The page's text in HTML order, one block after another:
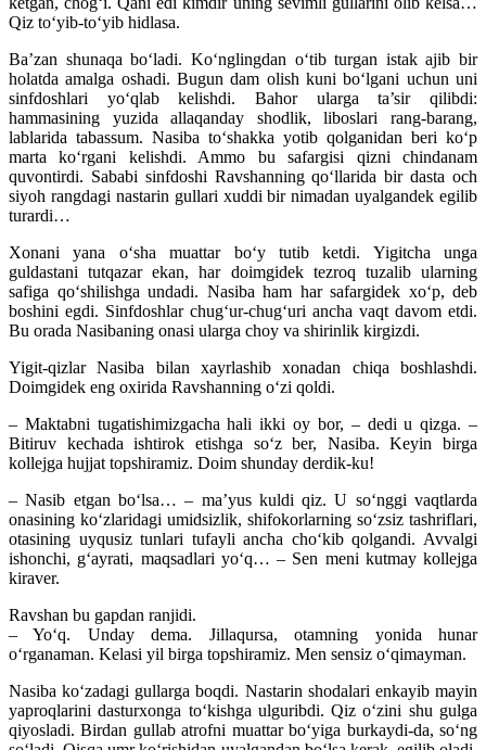
Qiz to‘yib-to‘yib hidlasa.
Ba’zan shunaqa bo‘ladi. Ko‘nglingdan o‘tib turgan istak ajib bir
holatda amalga oshadi. Bugun dam olish kuni bo‘lgani uchun uni
sinfdoshlari yo‘qlab kelishdi. Bahor ularga ta’sir qilibdi:
hammasining yuzida allaqanday shodlik, liboslari rang-barang,
lablarida tabassum. Nasiba to‘shakka yotib qolganidan beri ko‘p
marta ko‘rgani kelishdi. Ammo bu safargisi qizni chindanam
quvontirdi. Sababi sinfdoshi Ravshanning qo‘llarida bir dasta och
siyoh rangdagi nastarin gullari xuddi bir nimadan uyalgandek egilib
turardi…
Xonani yana o‘sha muattar bo‘y tutib ketdi. Yigitcha unga
guldastani tutqazar ekan, har doimgidek tezroq tuzalib ularning
safiga qo‘shilishga undadi. Nasiba ham har safargidek xo‘p, deb
boshini egdi. Sinfdoshlar chug‘ur-chug‘uri ancha vaqt davom etdi.
Bu orada Nasibaning onasi ularga choy va shirinlik kirgizdi.
Yigit-qizlar Nasiba bilan xayrlashib xonadan chiqa boshlashdi.
Doimgidek eng oxirida Ravshanning o‘zi qoldi.
– Maktabni tugatishimizgacha hali ikki oy bor, – dedi u qizga. –
Bitiruv kechada ishtirok etishga so‘z ber, Nasiba. Keyin birga
kollejga hujjat topshiramiz. Doim shunday derdik-ku!
– Nasib etgan bo‘lsa… – ma’yus kuldi qiz. U so‘nggi vaqtlarda
onasining ko‘zlaridagi umidsizlik, shifokorlarning so‘zsiz tashriflari,
otasining uyqusiz tunlari tufayli ancha cho‘kib qolgandi. Avvalgi
ishonchi, g‘ayrati, maqsadlari yo‘q… – Sen meni kutmay kollejga
kiraver.
Ravshan bu gapdan ranjidi.
– Yo‘q. Unday dema. Jillaqursa, otamning yonida hunar
o‘rganaman. Kelasi yil birga topshiramiz. Men sensiz o‘qimayman.
Nasiba ko‘zadagi gullarga boqdi. Nastarin shodalari enkayib mayin
yaproqlarini dasturxonga to‘kishga ulguribdi. Qiz o‘zini shu gulga
qiyosladi. Birdan gullab atrofni muattar bo‘yiga burkaydi-da, so‘ng